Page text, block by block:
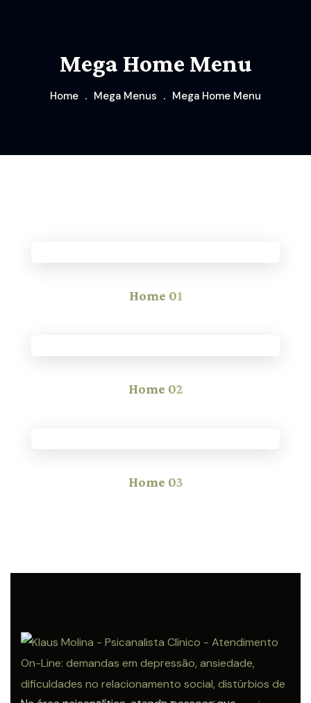
Mega Home Menu
Home Mega Menus Mega Home Menu
Home 01
Home 02
Home 03